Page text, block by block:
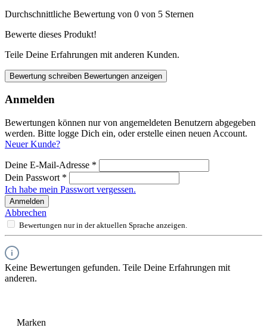
Durchschnittliche Bewertung von 0 von 5 Sternen
Bewerte dieses Produkt!
Teile Deine Erfahrungen mit anderen Kunden.
Bewertung schreiben Bewertungen anzeigen
Anmelden
Bewertungen können nur von angemeldeten Benutzern abgegeben
werden. Bitte logge Dich ein, oder erstelle einen neuen Account.
Neuer Kunde?
Deine E-Mail-Adresse *
Dein Passwort *
Ich habe mein Passwort vergessen.
Anmelden
Abbrechen
Bewertungen nur in der aktuellen Sprache anzeigen.
Keine Bewertungen gefunden. Teile Deine Erfahrungen mit
anderen.
Marken